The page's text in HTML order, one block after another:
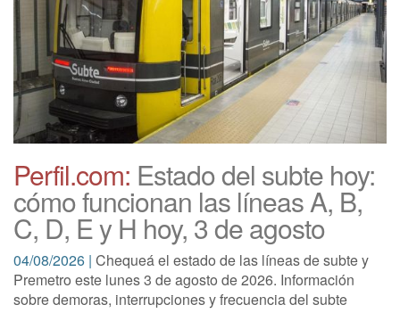
Perfil.com: Estado del subte hoy:
cómo funcionan las líneas A, B,
C, D, E y H hoy, 3 de agosto
04/08/2026 | Chequeá el estado de las líneas de subte y
Premetro este lunes 3 de agosto de 2026. Información
sobre demoras, interrupciones y frecuencia del subte